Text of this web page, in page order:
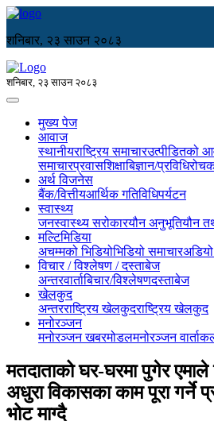
शनिबार, २३ साउन २०८३
शनिबार, २३ साउन २०८३
मुख्य पेज
आवाज
स्थानीयराष्ट्रिय समाचारउत्पीडितको
समाचारप्रवासशिक्षाबिज्ञान/प्रविधि
अर्थ विजनेस
बैंक/वित्तीयआर्थिक गतिविधिपर्यटन
स्वास्थ्य
जनस्वास्थ्य सरोकारयौन अनुभूतियौन
मल्टिमिडिया
अचम्मको भिडियोभिडियो समाचार
विचार / विश्लेषण / दस्ताबेज
अन्तरवार्ताबिचार/विश्लेषणदस्ताबेज
खेलकुद
अन्तरराष्ट्रिय खेलकुदराष्ट्रिय खेलकुद
मनोरञ्जन
मनोरञ्जन खबरमोडलमनोरञ्जन वार्ता
मतदाताको घर-घरमा पुगेर एमाले
अधुरा विकासका काम पूरा गर्ने
भोट माग्दै